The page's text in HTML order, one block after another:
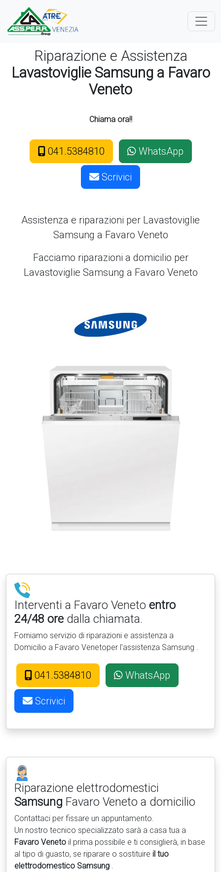
Riparazione e Assistenza
Lavastoviglie Samsung a Favaro
Veneto
Chiama ora!!
041.5384810 WhatsApp
Scrivici
Assistenza e riparazioni per Lavastoviglie
Samsung a Favaro Veneto
Facciamo riparazioni a domicilio per
Lavastoviglie Samsung a Favaro Veneto
Interventi a Favaro Veneto entro
24/48 ore dalla chiamata.
Forniamo servizio di riparazioni e assistenza a
Domicilio a Favaro Venetoper l'assistenza Samsung .
041.5384810 WhatsApp
Scrivici
Riparazione elettrodomestici
Samsung Favaro Veneto a domicilio
Contattaci per fissare un appuntamento.
Un nostro tecnico specializzato sarà a casa tua a
Favaro Veneto il prima possibile e ti consiglierà, in base
al tipo di guasto, se riparare o sostituire il tuo
elettrodomestico Samsung .